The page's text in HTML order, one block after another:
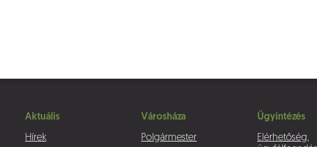
Aktuális
Hírek
Városháza
Polgármester
Ügyintézés
Elérhetőség,